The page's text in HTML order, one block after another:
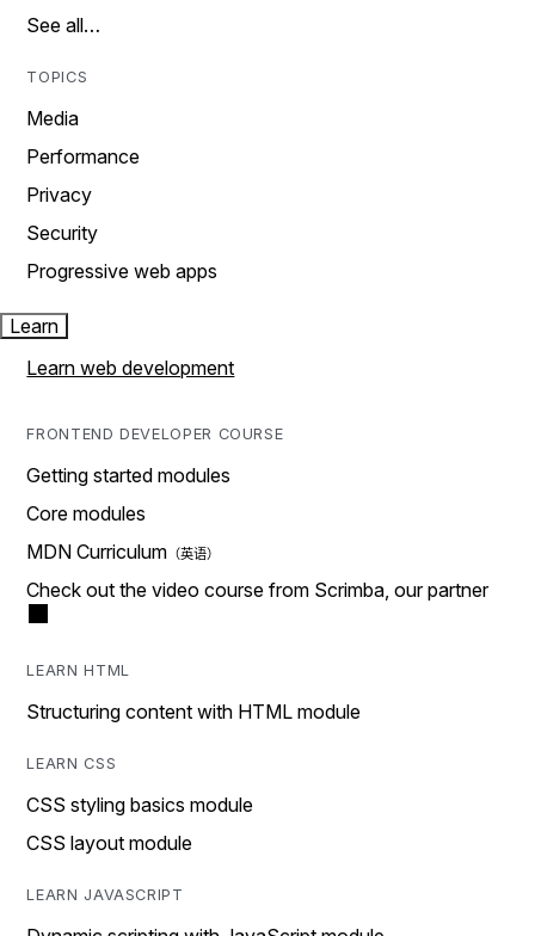
See all…
TOPICS
Media
Performance
Privacy
Security
Progressive web apps
Learn
Learn web development
FRONTEND DEVELOPER COURSE
Getting started modules
Core modules
MDN Curriculum
Check out the video course from Scrimba, our partner
LEARN HTML
Structuring content with HTML module
LEARN CSS
CSS styling basics module
CSS layout module
LEARN JAVASCRIPT